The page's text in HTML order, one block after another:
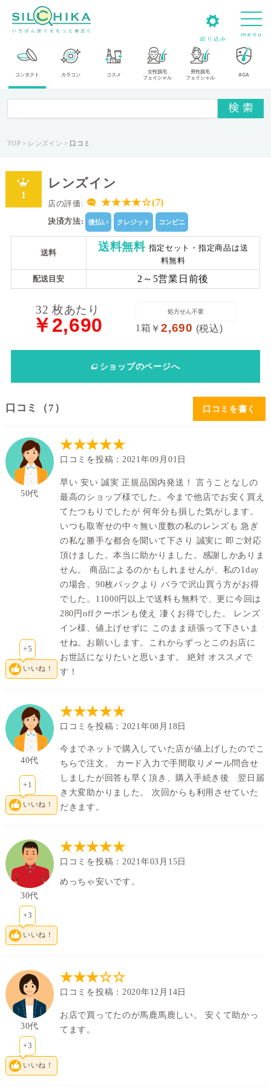
m e n u
コンタクト カラコン コスメ
女性脱毛
フェイシャル
男性脱毛
フェイシャル
AGA
TOP レンズイン 口コミ
1
レンズイン
店の評価: ★★★★☆(7)
決済方法: 後払い クレジット コンビニ
送料 送料無料 指定セット・指定商品は送
料無料
配送目安 2～5営業日前後
32 枚あたり
￥2,690 1箱 ￥2,690 (税込)
処方せん不要
ショップのページへ
口コミ（7）
50代
★★★★★
口コミを投稿：2021年09月01日
早い 安い 誠実 正規品国内発送！ 言うことなしの
最高のショップ様でした。今まで他店でお安く買え
てたつもりでしたが 何年分も損した気がします。
いつも取寄せの中々無い度数の私のレンズも 急ぎ
の私な勝手な都合を聞いて下さり 誠実に 即ご対応
頂けました。本当に助かりました。感謝しかありま
せん。 商品によるのかもしれませんが、私の1day
の場合、90枚パックより バラで沢山買う方がお得
でした。11000円以上で送料も無料で、更に今回は
280円offクーポンも使え 凄くお得でした。 レンズ
イン様、値上げせずに このまま頑張って下さいま
せね。お願いします。これからずっとこのお店に
お世話になりたいと思います。 絶対 オススメで
す！
いいね！
+5
40代
★★★★★
口コミを投稿：2021年08月18日
今までネットで購入していた店が値上げしたのでこ
ちらで注文。 カード入力で手間取りメール問合せ
しましたが回答も早く頂き、購入手続き後 翌日届
き大変助かりました。 次回からも利用させていた
だきます。
いいね！
+1
30代
★★★★★
口コミを投稿：2021年03月15日
めっちゃ安いです。
いいね！
+3
30代
★★★☆☆
口コミを投稿：2020年12月14日
お店で買ってたのが馬鹿馬鹿しい。 安くて助かっ
てます。
いいね！
+3
口コミを書く
絞り込み
カ
テ
リ
カ
ん
帯
～